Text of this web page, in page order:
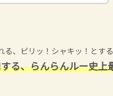
、ピリッ！シャキッ！とす
る、らんらんルー史